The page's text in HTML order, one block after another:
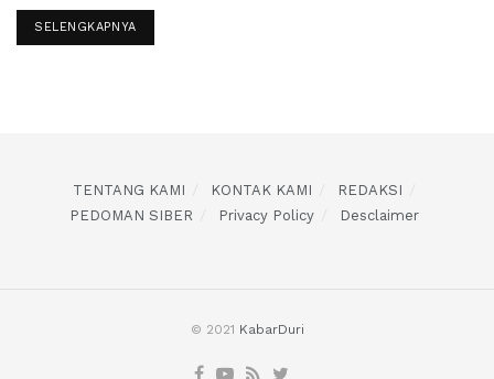
SELENGKAPNYA
TENTANG KAMI KONTAK KAMI
REDAKSI
PEDOMAN SIBER
Privacy Policy Desclaimer
© 2021 KabarDuri